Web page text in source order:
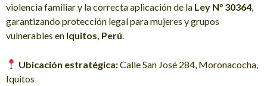
violencia familiar y la correcta aplicación de la Ley N° 30364
garantizando protección legal para mujeres y grupos
vulnerables en Iquitos, Perú
Ubicación estratégica:Calle San José 284, Moronacocha,
Iquitos